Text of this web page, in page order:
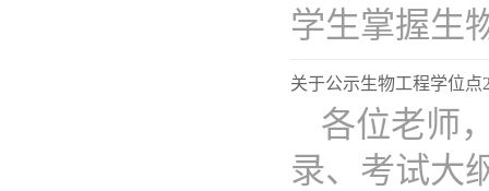
学生掌握生
关于公示生物工程学位
各位老师
录、考试大